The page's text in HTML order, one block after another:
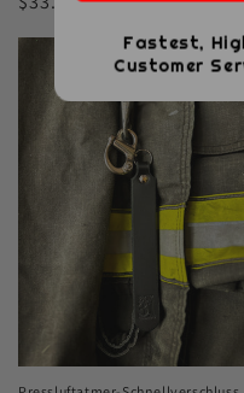
Fastest,
Customer